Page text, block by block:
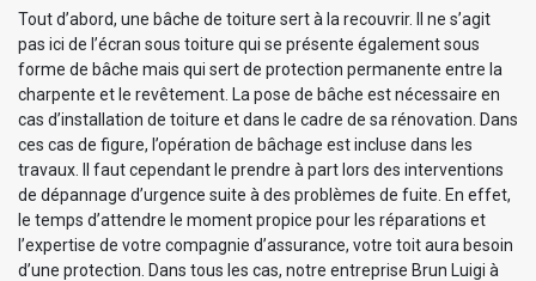
Tout d’abord, une bâche de toiture sert à la recouvrir. Il ne s’agit
pas ici de l’écran sous toiture qui se présente également sous
forme de bâche mais qui sert de protection permanente entre la
charpente et le revêtement. La pose de bâche est nécessaire en
cas d’installation de toiture et dans le cadre de sa rénovation. Dans
ces cas de figure, l’opération de bâchage est incluse dans les
travaux. Il faut cependant le prendre à part lors des interventions
de dépannage d’urgence suite à des problèmes de fuite. En effet,
le temps d’attendre le moment propice pour les réparations et
l’expertise de votre compagnie d’assurance, votre toit aura besoin
d’une protection. Dans tous les cas, notre entreprise Brun Luigi à